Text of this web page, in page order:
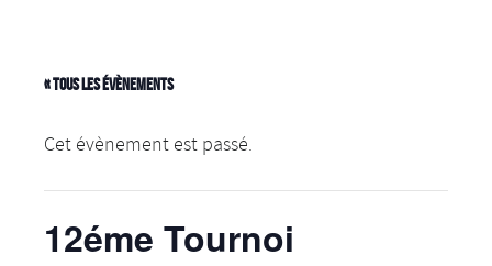
« Tous les Évènements
Cet évènement est passé.
12éme Tournoi